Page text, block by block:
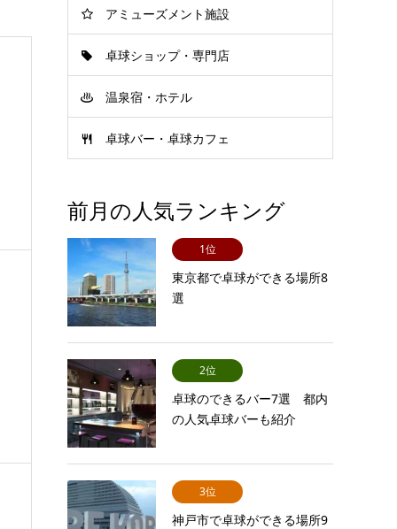
アミューズメント施設
卓球ショップ・専門店
温泉宿・ホテル
卓球バー・卓球カフェ
前月の人気ランキング
1位
東京都で卓球ができる場所8
選
2位
卓球のできるバー7選 都内
の人気卓球バーも紹介
3位
神戸市で卓球ができる場所9